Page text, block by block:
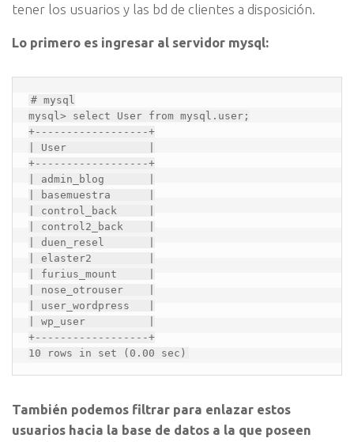
tener los usuarios y las bd de clientes a disposición.
Lo primero es ingresar al servidor mysql:
# mysql
mysql> select User from mysql.user;
+------------------+
| User             |
+------------------+
| admin_blog       |
| basemuestra      |
| control_back     |
| control2_back    |
| duen_resel       |
| elaster2         |
| furius_mount     |
| nose_otrouser    |
| user_wordpress   |
| wp_user          |
+------------------+
10 rows in set (0.00 sec)
También podemos filtrar para enlazar estos
usuarios hacia la base de datos a la que poseen